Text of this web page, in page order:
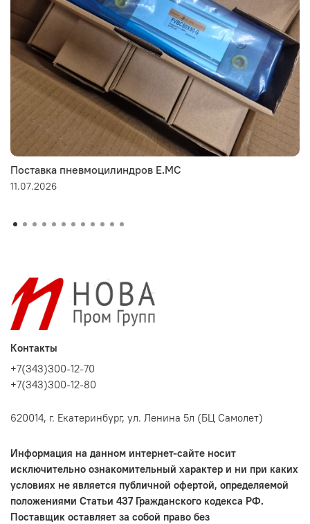
Поставка пневмоцилиндров E.MC
11.07.2026
Контакты
+7(343)300-12-70
+7(343)300-12-80
620014, г. Екатеринбург, ул. Ленина 5л (БЦ Самолет)
Информация на данном интернет-сайте носит
исключительно ознакомительный характер и ни при каких
условиях не является публичной офертой, определяемой
положениями Статьи 437 Гражданского кодекса РФ.
Поставщик оставляет за собой право без